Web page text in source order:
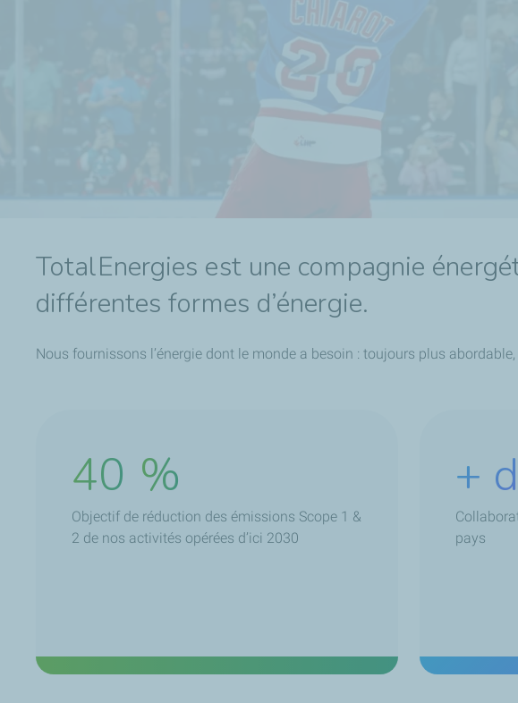
TotalEnergies est une compagnie
différentes formes d’énergie.
Nous fournissons l’énergie dont le monde a besoin : toujours plus
40 %
Objectif de réduction des émissions Scope 1 &
2 de nos activités opérées d’ici 2030
+
pays